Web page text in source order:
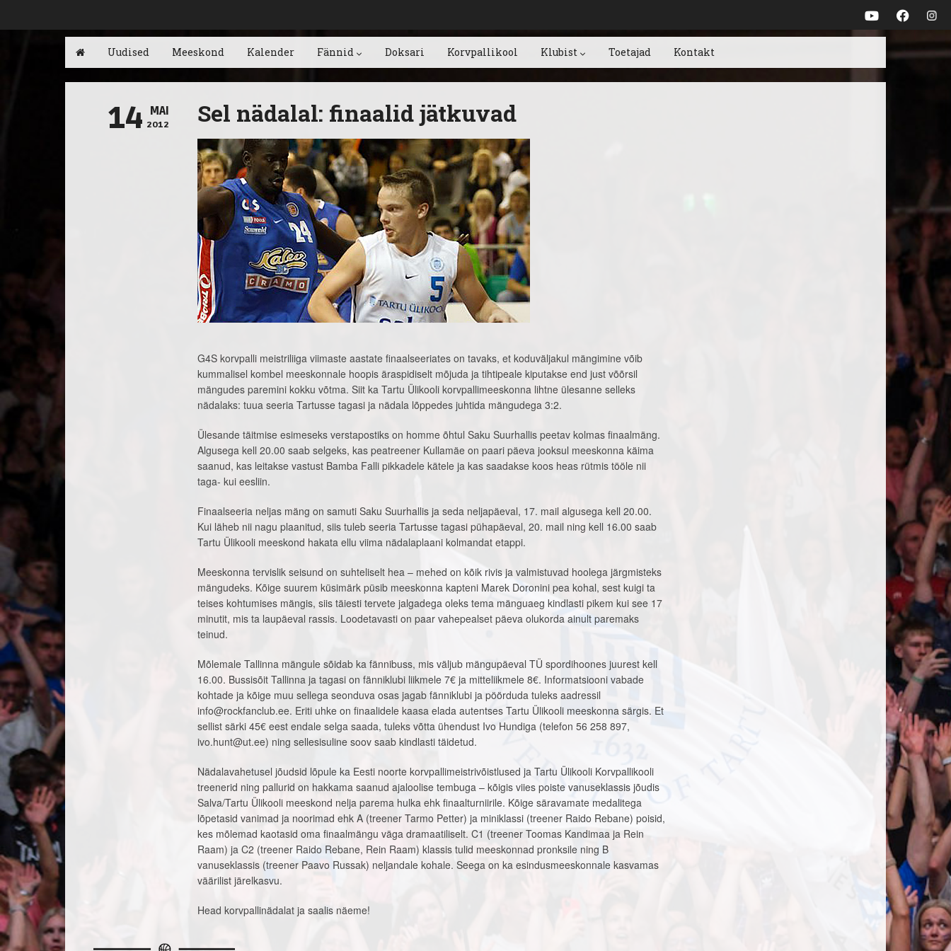
Uudised Meeskond Kalender Fännid Doksari Korvpallikool Klubist Toetajad Kontakt
14 MAI
2012 Sel nädalal: finaalid jätkuvad
G4S korvpalli meistriliiga viimaste aastate finaalseeriates on tavaks, et koduväljakul mängimine võib
kummalisel kombel meeskonnale hoopis äraspidiselt mõjuda ja tihtipeale kiputakse end just võõrsil
mängudes paremini kokku võtma. Siit ka Tartu Ülikooli korvpallimeeskonna lihtne ülesanne selleks
nädalaks: tuua seeria Tartusse tagasi ja nädala lõppedes juhtida mängudega 3:2.
Ülesande täitmise esimeseks verstapostiks on homme õhtul Saku Suurhallis peetav kolmas finaalmäng.
Algusega kell 20.00 saab selgeks, kas peatreener Kullamäe on paari päeva jooksul meeskonna käima
saanud, kas leitakse vastust Bamba Falli pikkadele kätele ja kas saadakse koos heas rütmis tööle nii
taga- kui eesliin.
Finaalseeria neljas mäng on samuti Saku Suurhallis ja seda neljapäeval, 17. mail algusega kell 20.00.
Kui läheb nii nagu plaanitud, siis tuleb seeria Tartusse tagasi pühapäeval, 20. mail ning kell 16.00 saab
Tartu Ülikooli meeskond hakata ellu viima nädalaplaani kolmandat etappi.
Meeskonna tervislik seisund on suhteliselt hea – mehed on kõik rivis ja valmistuvad hoolega järgmisteks
mängudeks. Kõige suurem küsimärk püsib meeskonna kapteni Marek Doronini pea kohal, sest kuigi ta
teises kohtumises mängis, siis täiesti tervete jalgadega oleks tema mänguaeg kindlasti pikem kui see 17
minutit, mis ta laupäeval rassis. Loodetavasti on paar vahepealset päeva olukorda ainult paremaks
teinud.
Mõlemale Tallinna mängule sõidab ka fännibuss, mis väljub mängupäeval TÜ spordihoones juurest kell
16.00. Bussisõit Tallinna ja tagasi on fänniklubi liikmele 7€ ja mitteliikmele 8€. Informatsiooni vabade
kohtade ja kõige muu sellega seonduva osas jagab fänniklubi ja pöörduda tuleks aadressil
info@rockfanclub.ee. Eriti uhke on finaalidele kaasa elada autentses Tartu Ülikooli meeskonna särgis. Et
sellist särki 45€ eest endale selga saada, tuleks võtta ühendust Ivo Hundiga (telefon 56 258 897,
ivo.hunt@ut.ee) ning sellesisuline soov saab kindlasti täidetud.
Nädalavahetusel jõudsid lõpule ka Eesti noorte korvpallimeistrivõistlused ja Tartu Ülikooli Korvpallikooli
treenerid ning pallurid on hakkama saanud ajaloolise tembuga – kõigis viies poiste vanuseklassis jõudis
Salva/Tartu Ülikooli meeskond nelja parema hulka ehk finaalturniirile. Kõige säravamate medalitega
lõpetasid vanimad ja noorimad ehk A (treener Tarmo Petter) ja miniklassi (treener Raido Rebane) poisid,
kes mõlemad kaotasid oma finaalmängu väga dramaatiliselt. C1 (treener Toomas Kandimaa ja Rein
Raam) ja C2 (treener Raido Rebane, Rein Raam) klassis tulid meeskonnad pronksile ning B
vanuseklassis (treener Paavo Russak) neljandale kohale. Seega on ka esindusmeeskonnale kasvamas
väärilist järelkasvu.
Head korvpallinädalat ja saalis näeme!